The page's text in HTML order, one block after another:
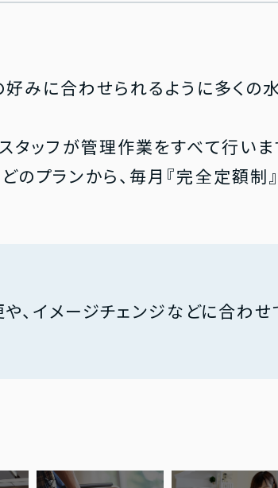
みに合わせられるように多くの
タッフが管理作業をすべて行い
のプランから、毎月『完全定額制
、イメージチェンジなどに合わ